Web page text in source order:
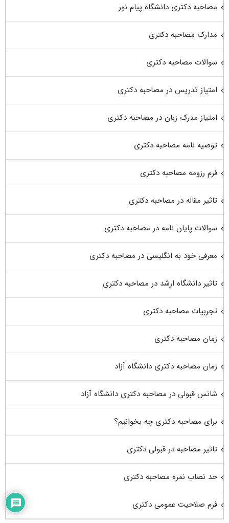
مصاحبه دکتری دانشگاه پیام نور
مدارک مصاحبه دکتری
سوالات مصاحبه دکتری
امتیاز تدریس در مصاحبه دکتری
امتیاز مدرک زبان در مصاحبه دکتری
توصیه نامه مصاحبه دکتری
فرم رزومه مصاحبه دکتری
تاثیر مقاله در مصاحبه دکتری
سوالات پایان نامه در مصاحبه دکتری
معرفی خود به انگلیسی در مصاحبه دکتری
تاثیر دانشگاه ارشد در مصاحبه دکتری
تجربیات مصاحبه دکتری
زمان مصاحبه دکتری
زمان مصاحبه دکتری دانشگاه آزاد
شانس قبولی در مصاحبه دکتری دانشگاه آزاد
برای مصاحبه دکتری چه بخوانیم؟
تاثیر مصاحبه در قبولی دکتری
حد نصاب نمره مصاحبه دکتری
فرم صلاحیت عمومی دکتری